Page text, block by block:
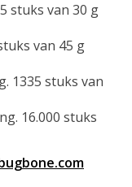
stuks van 30 g
van 45 g
1335 stuks van
16.000 stuks